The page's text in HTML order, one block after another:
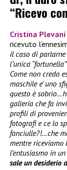
“Ricevo
Cristina Plevani
ricevuto
il caso di
l’unica
Come non credo
maschile e’ uno
questo è
galleria che fa
profili di
fotografi e ce lo
fanciulle?!…che
mentre riceviamo
l’entusiasmo in
sale un desiderio